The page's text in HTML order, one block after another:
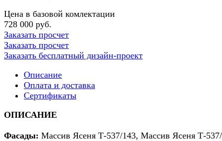
Цена в базовой комлектации
728 000 руб.
Заказать просчет
Заказать просчет
Заказать бесплатный дизайн-проект
Описание
Оплата и доставка
Сертификаты
ОПИСАНИЕ
Фасады: Массив Ясеня Т-537/143, Массив Ясеня Т-